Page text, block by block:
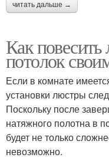
читать дальше →
Как
потолок
Если в комнате
установки люстры
Поскольку после
натяжного полотна в
будет не только
невозможно.